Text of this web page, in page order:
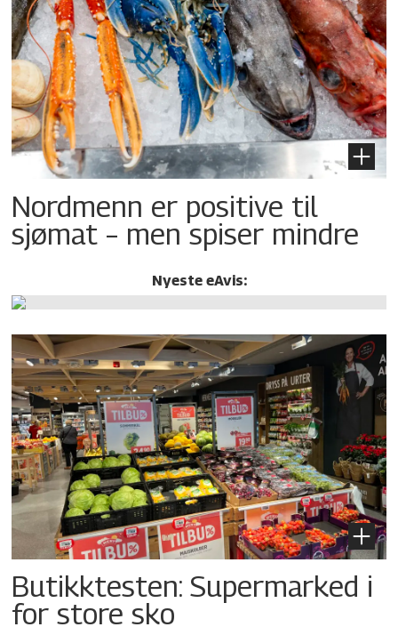
Nordmenn er positive til
sjømat – men spiser mindre
Nyeste eAvis:
Butikktesten: Supermarked i
for store sko